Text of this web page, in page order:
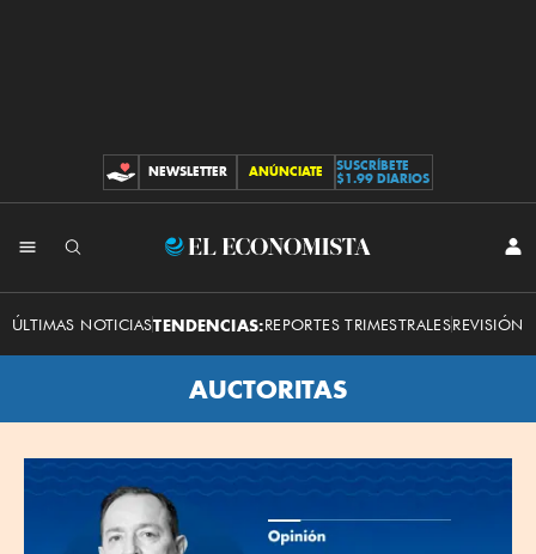
CONTRIBUCIONES
NEWSLETTER ANÚNCIATE
SUSCRÍBETE
$1.99 DIARIOS
El
Economista
ÚLTIMAS NOTICIASTENDENCIAS:REPORTES TRIMESTRALESREVISIÓN
AUCTORITAS